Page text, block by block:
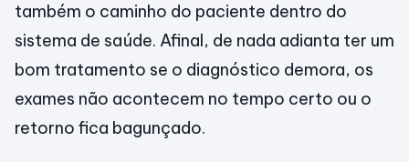
também o caminho do paciente dentro do
sistema de saúde. Afinal, de nada adianta ter um
bom tratamento se o diagnóstico demora, os
exames não acontecem no tempo certo ou o
retorno fica bagunçado.